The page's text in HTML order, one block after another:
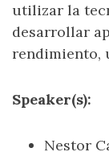
utilizar la
desarrollar
rendimiento,
Speaker(s):
Nestor